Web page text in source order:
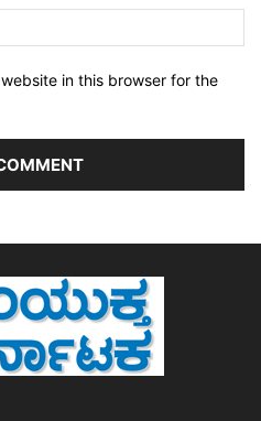
in this browser for the